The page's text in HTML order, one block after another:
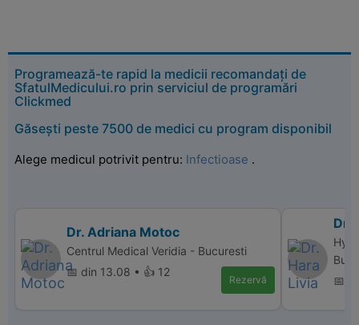
Programează-te rapid la medicii recomandați de
SfatulMedicului.ro prin serviciul de programări
Clickmed
Găsești peste 7500 de medici cu program disponibil
Alege medicul potrivit pentru: Infectioase .
Dr. Adriana Motoc
Centrul Medical Veridia - Bucuresti
📅 din 13.08 • 👍 12
Rezervă
Dr.
📅